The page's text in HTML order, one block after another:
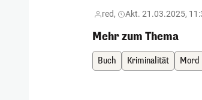
red, Akt. 21.03.2025,
Mehr zum Thema
Buch Kriminalität Mord